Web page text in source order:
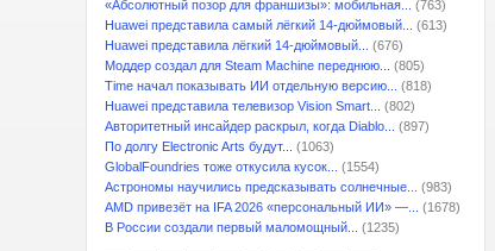
«Абсолютный позор для франшизы»: мобильная...
(763)
Huawei представила самый лёгкий 14-дюймовый...
(613)
Huawei представила лёгкий 14-дюймовый...
(676)
Моддер создал для Steam Machine переднюю...
(805)
Time начал показывать ИИ отдельную версию...
(818)
Huawei представила телевизор Vision Smart...
(802)
Авторитетный инсайдер раскрыл, когда Diablo...
(897)
По долгу Electronic Arts будут...
(1063)
GlobalFoundries тоже откусила кусок...
(1554)
Астрономы научились предсказывать солнечные...
(983)
AMD привезёт на IFA 2026 «персональный ИИ» —...
(1678)
В России создали первый маломощный...
(1235)